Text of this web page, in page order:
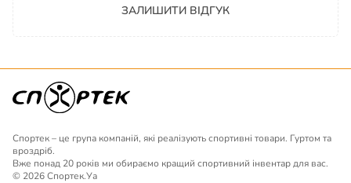
ЗАЛИШИТИ ВІДГУК
Спортек – це група компаній, які реалізують спортивні товари. Гуртом та
вроздріб.
Вже понад 20 років ми обираємо кращий спортивний інвентар для вас.
© 2026 Спортек.Уа